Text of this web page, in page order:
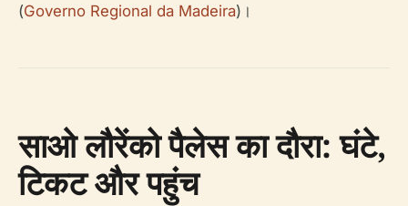
(Governo Regional da Madeira)।
साओ लौरेंको पैलेस का दौरा: घंटे,
टिकट और पहुंच